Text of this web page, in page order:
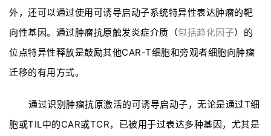
动
关
于
外，还可以通过使用可诱导启动子系统特异性表达肿瘤的靶
向性基因。通过肿瘤抗原触发炎症介质（包括趋化因子）的
位点特异性释放是鼓励其他CAR-T细胞和旁观者细胞向肿瘤
迁移的有用方式。
通过识别肿瘤抗原激活的可诱导启动子，无论是通过T细
胞或TIL中的CAR或TCR，已被用于过表达多种基因，尤其是